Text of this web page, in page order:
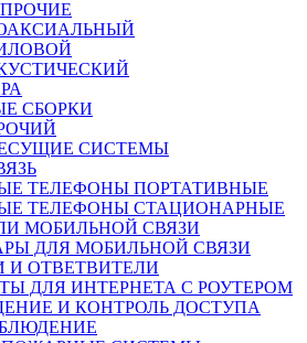
СБОРКИ
СИСТЕМЫ
ТЕЛЕФОНЫ ПОРТАТИВНЫЕ
ТЕЛЕФОНЫ СТАЦИОНАРНЫЕ
МОБИЛЬНОЙ СВЯЗИ
ДЛЯ МОБИЛЬНОЙ СВЯЗИ
И ОТВЕТВИТЕЛИ
ДЛЯ ИНТЕРНЕТА С РОУТЕРОМ
И КОНТРОЛЬ ДОСТУПА